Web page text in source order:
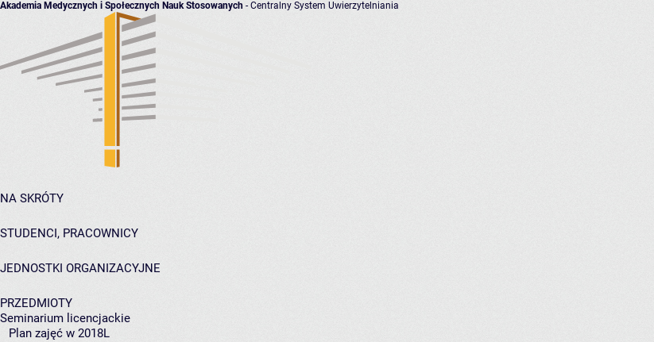
Akademia Medycznych i Społecznych Nauk Stosowanych - Centralny System Uwierzytelniania
NA SKRÓTY
STUDENCI, PRACOWNICY
JEDNOSTKI ORGANIZACYJNE
PRZEDMIOTY
Seminarium licencjackie
Plan zajęć w 2018L